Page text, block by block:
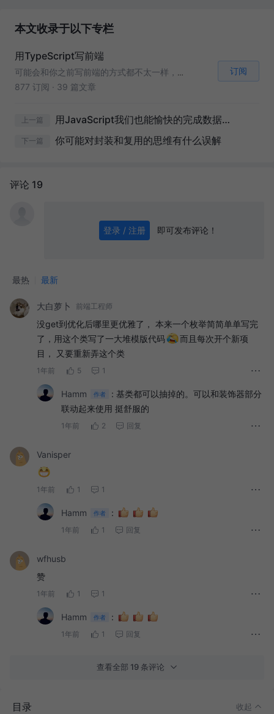
本文收录于以下专栏
用TypeScript写前端
可能会和你之前写前端的方式都不太一样，本篇专栏主要讲解作者是如何大胆放肆的使用 Vue3、TypeScript、面向对象、装饰器等方式来写前端的。
877 订阅 · 39 篇文章
订阅
上一篇 用JavaScript我们也能愉快的完成数据转换
下一篇 你可能对封装和复用的思维有什么误解
评论 19
登录 / 注册 即可发布评论！
最热 最新
大白萝卜 前端工程师
没get到优化后哪里更优雅了， 本来一个枚举简简单单写完
了，用这个类写了一大堆模版代码
而且每次开个新项
目， 又要重新弄这个类
1年前 5 1
Hamm 作者 : 基类都可以抽掉的。可以和装饰器部分
联动起来使用 挺舒服的
1年前 2 回复
Vanisper
1年前 1 1
Hamm 作者 :
1年前 1 回复
wfhusb
赞
1年前 1 1
Hamm 作者 :
1年前 1 回复
查看全部 19 条评论
目录 收起